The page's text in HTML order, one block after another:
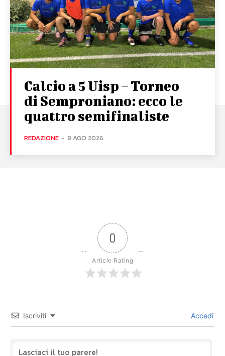
Calcio a 5 Uisp – Torneo
di Semproniano: ecco le
quattro semifinaliste
REDAZIONE - 8 AGO 2026
0
Article Rating
Iscriviti Accedi